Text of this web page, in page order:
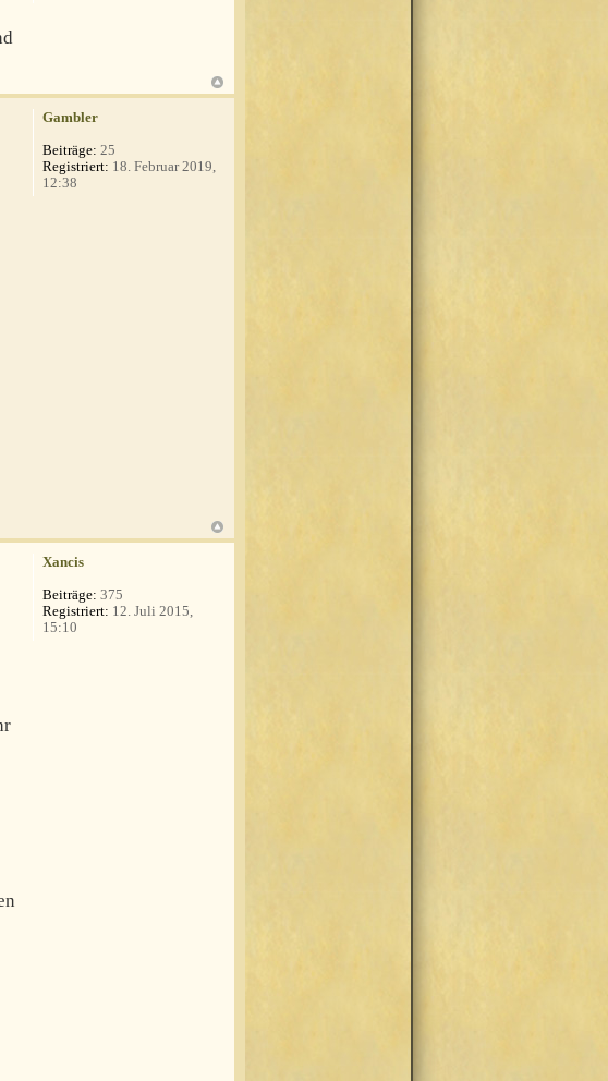
Gambler
Beiträge: 25
Registriert: 18. Februar 2019,
12:38
Xancis
Beiträge: 375
Registriert: 12. Juli 2015,
15:10